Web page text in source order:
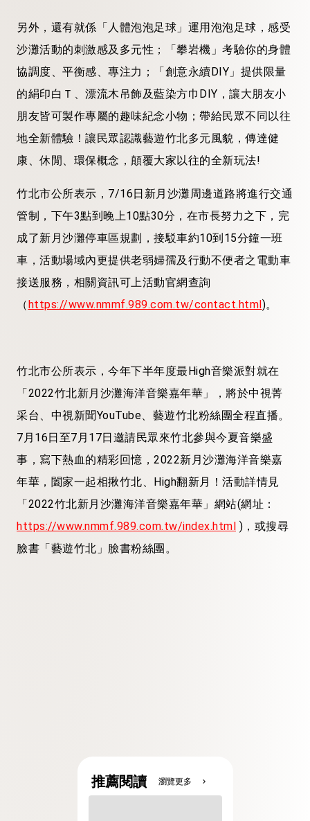
另外，還有就係「人體泡泡足球」運用泡泡足球，感受
沙灘活動的刺激感及多元性；「攀岩機」考驗你的身體
協調度、平衡感、專注力；「創意永續DIY」提供限量
的絹印白Ｔ、漂流木吊飾及藍染方巾DIY，讓大朋友小
朋友皆可製作專屬的趣味紀念小物；帶給民眾不同以往
地全新體驗！讓民眾認識藝遊竹北多元風貌，傳達健
康、休閒、環保概念，顛覆大家以往的全新玩法!
竹北市公所表示，7/16日新月沙灘周邊道路將進行交通
管制，下午3點到晚上10點30分，在市長努力之下，完
成了新月沙灘停車區規劃，接駁車約10到15分鐘一班
車，活動場域內更提供老弱婦孺及行動不便者之電動車
接送服務，相關資訊可上活動官網查詢
（https://www.nmmf.989.com.tw/contact.html)。
竹北市公所表示，今年下半年度最High音樂派對就在
「2022竹北新月沙灘海洋音樂嘉年華」，將於中視菁
采台、中視新聞YouTube、藝遊竹北粉絲團全程直播。
7月16日至7月17日邀請民眾來竹北參與今夏音樂盛
事，寫下熱血的精彩回憶，2022新月沙灘海洋音樂嘉
年華，闔家一起相揪竹北、High翻新月！活動詳情見
「2022竹北新月沙灘海洋音樂嘉年華」網站(網址：
https://www.nmmf.989.com.tw/index.html )，或搜尋
臉書「藝遊竹北」臉書粉絲團。
推薦閱讀 瀏覽更多 chevron_right